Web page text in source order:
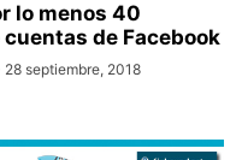
lo menos 40
de Facebook
28 septiembre, 2018